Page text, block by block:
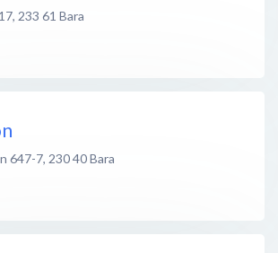
, 233 61 Bara
647-7, 230 40Bara